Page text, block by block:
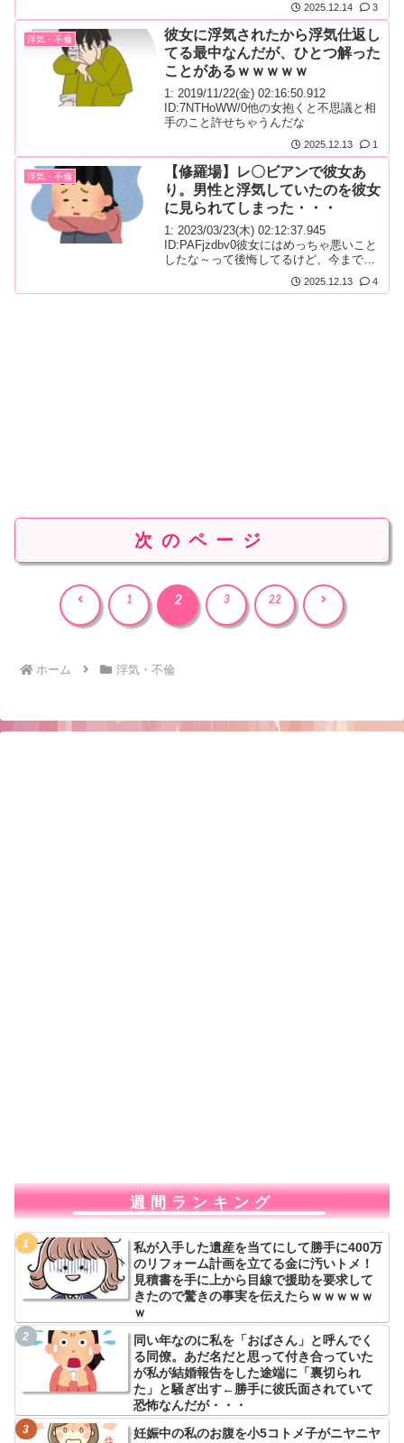
一人いれば生活がもっと楽になるね。」
と言ってきたので、「そうだね。」と答
えた。次の日、知らない女が家にいて、
「昨日言ってたもう一人の働く人です。
これから一緒に暮らします。」と言われ
た。そして私にこっそりと「お...
2025.12.14 3
浮気・不倫
彼女に浮気されたから浮気仕返し
てる最中なんだが、ひとつ解った
ことがあるｗｗｗｗｗ
1: 2019/11/22(金) 02:16:50.912
ID:7NTHoWW/0他の女抱くと不思議と相
手のこと許せちゃうんだな
2025.12.13 1
浮気・不倫
【修羅場】レ〇ビアンで彼女あ
り。男性と浮気していたのを彼女
に見られてしまった・・・
1: 2023/03/23(木) 02:12:37.945
ID:PAFjzdbv0彼女にはめっちゃ悪いこと
したな～って後悔してるけど、今まで背
くなるって思うとなんか残念…軽く書き
2025.12.13 4
次のページ
前
へ
1 2 3 22 次
へ
ホーム 浮気・不倫
週間ランキング
私が入手した遺産を当てにして勝手に400万
のリフォーム計画を立てる金に汚いトメ！
見積書を手に上から目線で援助を要求して
きたので驚きの事実を伝えたらｗｗｗｗｗ
ｗ
同い年なのに私を「おばさん」と呼んでく
る同僚。あだ名だと思って付き合っていた
が私が結婚報告をした途端に「裏切られ
た」と騒ぎ出す←勝手に彼氏面されていて
恐怖なんだが・・・
妊娠中の私のお腹を小5コトメ子がニヤニヤ